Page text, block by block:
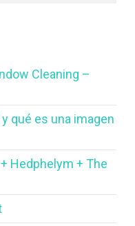
Cleaning –
qué es una imagen
Hedphelym + The